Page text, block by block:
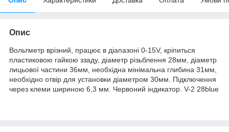
Опис
Вольтметр врізний, працює в діапазоні 0-15V, кріпиться
пластиковою гайкою ззаду, діаметр різьблення 28мм, діаметр
лицьової частини 36мм, необхідна мінімальна глибина 31мм,
необхідно отвір для установки діаметром 30мм. Підключення
через клеми шириною 6,3 мм. Червоний індикатор. V-2 28blue